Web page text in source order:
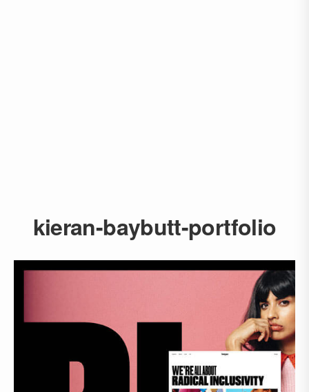
kieran-baybutt-portfolio